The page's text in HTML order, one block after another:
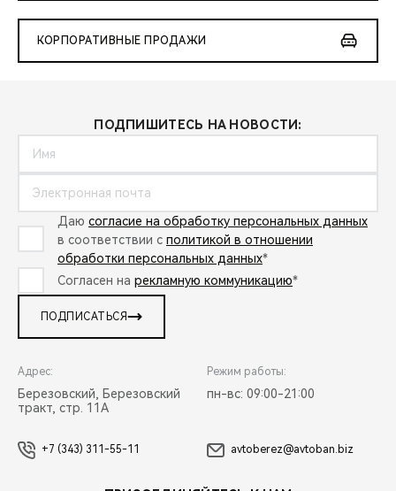
КОРПОРАТИВНЫЕ ПРОДАЖИ
ПОДПИШИТЕСЬ НА НОВОСТИ:
Даю согласие на обработку персональных данных
в соответствии с политикой в отношении
обработки персональных данных*
Согласен на рекламную коммуникацию*
ПОДПИСАТЬСЯ
Адрес:
Березовский, Березовский
тракт, стр. 11А
Режим работы:
пн-вс: 09:00-21:00
+7 (343) 311-55-11 avtoberez@avtoban.biz